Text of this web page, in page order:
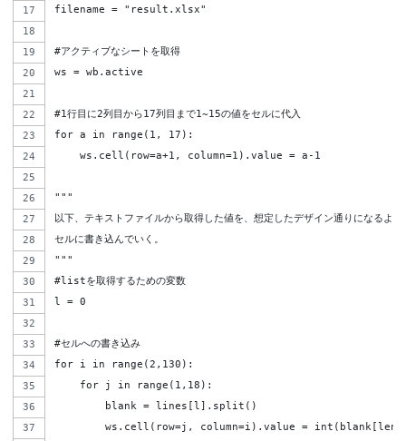
filename = "result.xlsx"
#アクティブなシートを取得
ws = wb.active
#1行目に2列目から17列目まで1~15の値をセルに代入
for a in range(1, 17):
    ws.cell(row=a+1, column=1).value = a-1
"""
以下、テキストファイルから取得した値を、想定したデザイン通りになるよう
セルに書き込んでいく。
"""
#listを取得するための変数
l = 0
#セルへの書き込み
for i in range(2,130):
    for j in range(1,18):
        blank = lines[l].split()
ws.cell(row=j, column=i).value =